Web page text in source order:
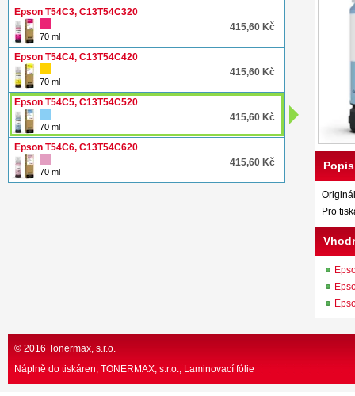
Epson T54C3, C13T54C320
415,60 Kč
70 ml
Epson T54C4, C13T54C420
415,60 Kč
70 ml
Epson T54C5, C13T54C520
415,60 Kč
70 ml
Epson T54C6, C13T54C620
415,60 Kč
70 ml
Pro
© 2016 Tonermax, s.r.o.
Náplně do tiskáren, TONERMAX, s.r.o. Laminovací fólie